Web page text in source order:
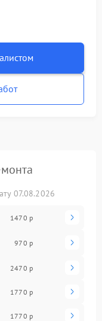
07.08.2026
1470 р
970 р
2470 р
1770 р
1770 р